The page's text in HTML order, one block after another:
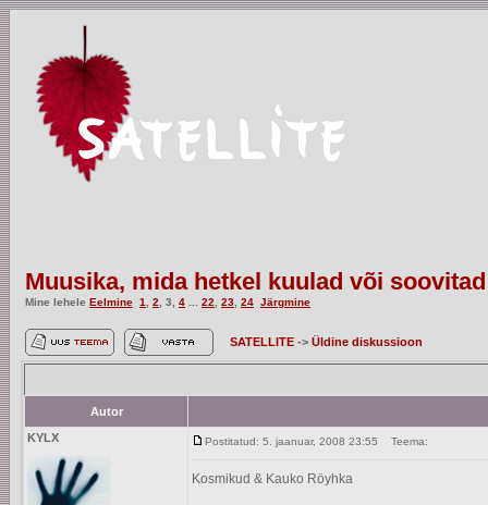
Muusika, mida hetkel kuulad või
Mine lehele Eelmine 1 2 3 4 22 23 24 Järgmine
SATELLITE -> Üldine diskussioon
Autor
KYLX
Postitatud: 5. jaanuar, 2008 23:55 Teema:
Kosmikud & Kauko Röyhka